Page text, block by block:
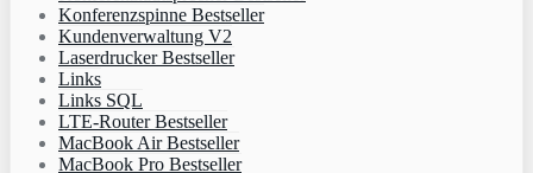
Konferenzspinne Bestseller
Kundenverwaltung V2
Laserdrucker Bestseller
Links
Links SQL
LTE-Router Bestseller
MacBook Air Bestseller
MacBook Pro Bestseller